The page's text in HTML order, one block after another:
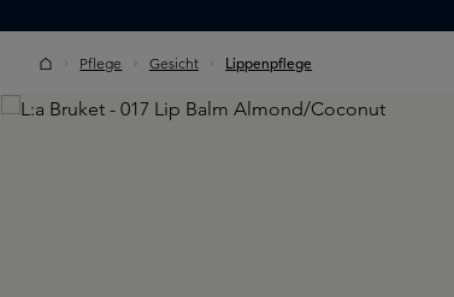
Pflege Gesicht Lippenpflege
Skip image gallery